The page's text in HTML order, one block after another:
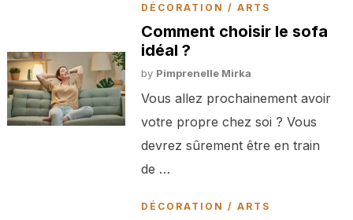
DÉCORATION / ARTS
Comment choisir le sofa
idéal ?
by Pimprenelle Mirka
Vous allez prochainement avoir
votre propre chez soi ? Vous
devrez sûrement être en train
de …
DÉCORATION / ARTS